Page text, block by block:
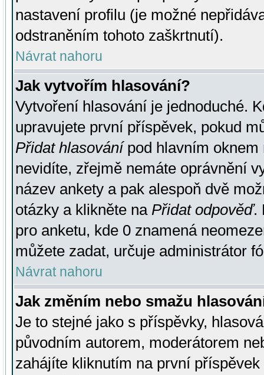
nastavení profilu (je možné
odstraněním tohoto zaškrtnutí).
Návrat nahoru
Jak vytvořím hlasování?
Vytvoření hlasování je jednoduché.
upravujete první příspěvek, pokud
Přidat hlasovánípod hlavním oknem
nevidíte, zřejmě nemáte oprávnění
název ankety a pak alespoň dvě
otázky a klikněte na Přidat odpověď.
pro anketu, kde 0 znamená
můžete zadat, určuje administrátor
Návrat nahoru
Jak změním nebo smažu
Je to stejné jako s příspěvky,
původním autorem, moderátorem
zahájíte kliknutím na první